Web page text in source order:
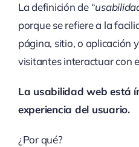
La definición de “
porque se refiere a la
página, sitio, o aplicación
visitantes interactuar con
La usabilidad web está
experiencia del usuario.
¿Por qué?